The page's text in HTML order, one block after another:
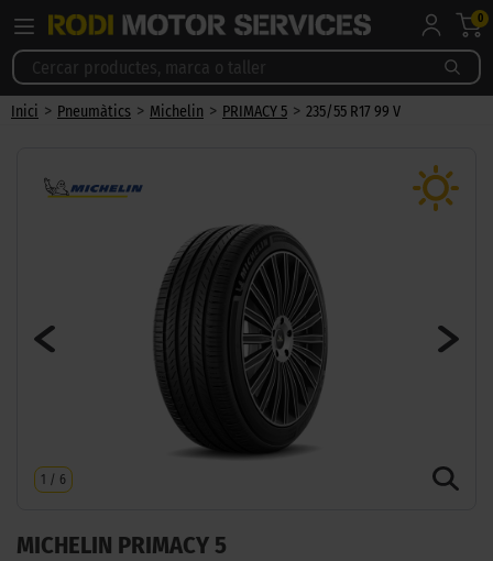
0
Inici > Pneumàtics > Michelin > PRIMACY 5 > 235/55 R17 99 V
1 / 6
MICHELIN PRIMACY 5